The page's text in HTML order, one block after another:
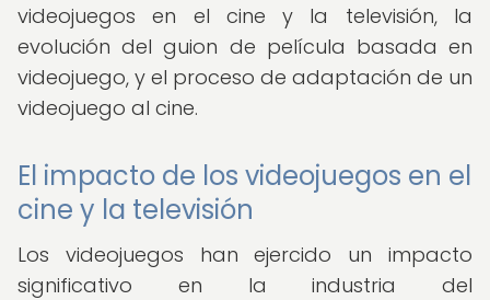
videojuegos en el cine y la televisión, la
evolución del guion de película basada en
videojuego, y el proceso de adaptación de un
videojuego al cine.
El impacto de los videojuegos en el
cine y la televisión
Los videojuegos han ejercido un impacto
significativo en la industria del